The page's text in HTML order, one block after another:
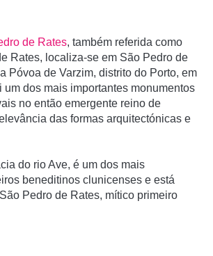
de Rates, também referida como
Rates, localiza-se em São Pedro de
Póvoa de Varzim, distrito do Porto, em
um dos mais importantes monumentos
no então emergente reino de
das formas arquitectónicas e
do rio Ave, é um dos mais
beneditinos clunicenses e está
Pedro de Rates, mí­tico primeiro